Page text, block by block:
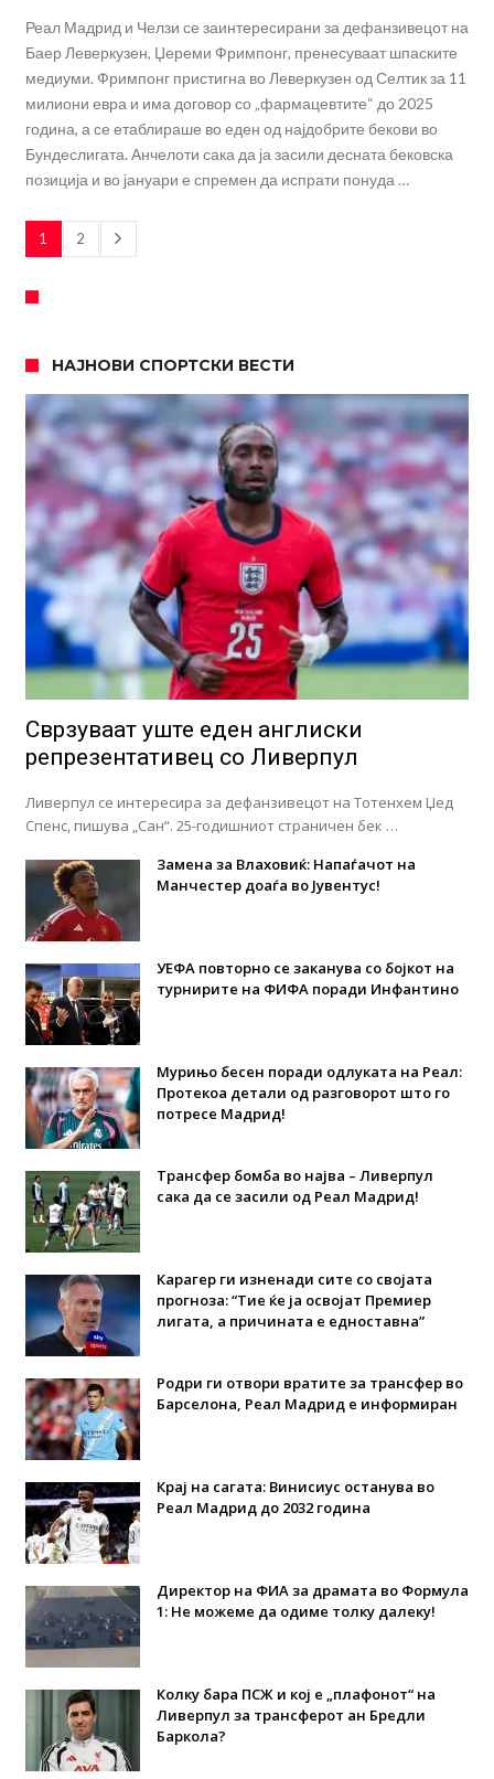
Реал Мадрид и Челзи се заинтересирани за дефанзивецот на
Баер Леверкузен, Џереми Фримпонг, пренесуваат шпаските
медиуми. Фримпонг пристигна во Леверкузен од Селтик за 11
милиони евра и има договор со „фармацевтите“ до 2025
година, а се етаблираше во еден од најдобрите бекови во
Бундеслигата. Анчелоти сака да ја засили десната бековска
позиција и во јануари е спремен да испрати понуда …
1 2
НАЈНОВИ СПОРТСКИ ВЕСТИ
Сврзуваат уште еден англиски
репрезентативец со Ливерпул
Ливерпул се интересира за дефанзивецот на Тотенхем Џед
Спенс, пишува „Сан“. 25-годишниот страничен бек …
Замена за Влаховиќ: Напаѓачот на
Манчестер доаѓа во Јувентус!
УЕФА повторно се заканува со бојкот на
турнирите на ФИФА поради Инфантино
Мурињо бесен поради одлуката на Реал:
Протекоа детали од разговорот што го
потресе Мадрид!
Трансфер бомба во најва – Ливерпул
сака да се засили од Реал Мадрид!
Карагер ги изненади сите со својата
прогноза: “Тие ќе ја освојат Премиер
лигата, а причината е едноставна”
Родри ги отвори вратите за трансфер во
Барселона, Реал Мадрид е информиран
Крај на сагата: Винисиус останува во
Реал Мадрид до 2032 година
Директор на ФИА за драмата во Формула
1: Не можеме да одиме толку далеку!
Колку бара ПСЖ и кој е „плафонот“ на
Ливерпул за трансферот ан Бредли
Баркола?